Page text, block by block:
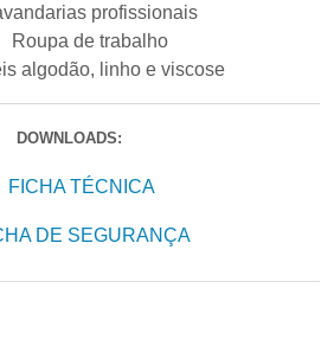
profissionais
Roupa de trabalho
algodão, linho e viscose
DOWNLOADS:
FICHA TÉCNICA
DE SEGURANÇA